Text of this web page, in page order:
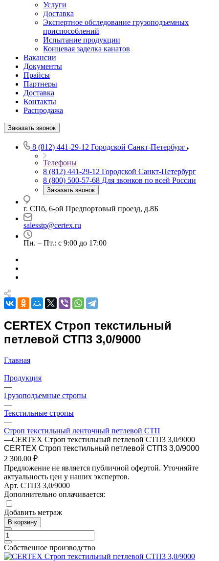
Услуги
Доставка
Экспертное обследование грузоподъемных
приспособлений
Испытание продукции
Концевая заделка канатов
Вакансии
Документы
Прайсы
Партнеры
Доставка
Контакты
Распродажа
Заказать звонок
8 (812) 441-29-12 Городской Санкт-Петербург
Телефоны
8 (812) 441-29-12 Городской Санкт-Петербург
8 (800) 500-57-68 Для звонков по всей России
Заказать звонок
г. СПб, 6-ой Предпортовый проезд, д.8Б
salesstp@certex.ru
Пн. – Пт.: с 9:00 до 17:00
CERTEX Строп текстильный
петлевой СТП3 3,0/9000
Главная
—
Продукция
—
Грузоподъемные стропы
—
Текстильные стропы
—
Строп текстильный ленточный петлевой СТП
—CERTEX Строп текстильный петлевой СТП3 3,0/9000
CERTEX Строп текстильный петлевой СТП3 3,0/9000
2 300.00 ₽
Предложение не является публичной офертой. Уточняйте
актуальность цен у наших экспертов.
Арт. СТП3 3,0/9000
Дополнительно оплачивается:
Добавить метраж
В корзину
Собственное производство